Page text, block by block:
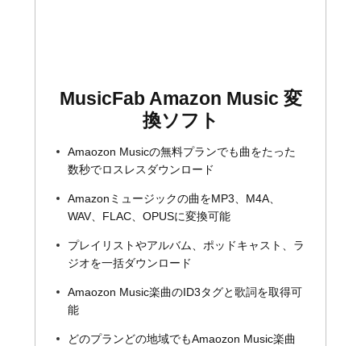
MusicFab Amazon Music 変
換ソフト
Amaozon Musicの無料プランでも曲をたった
数秒でロスレスダウンロード
Amazonミュージックの曲をMP3、M4A、
WAV、FLAC、OPUSに変換可能
プレイリストやアルバム、ポッドキャスト、ラ
ジオを一括ダウンロード
Amaozon Music楽曲のID3タグと歌詞を取得可
能
どのプランどの地域でもAmaozon Music楽曲